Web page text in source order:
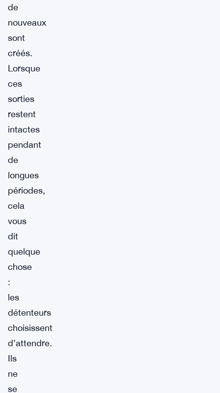
de
nouveaux
sont
créés.
Lorsque
ces
sorties
restent
intactes
pendant
de
longues
périodes,
cela
vous
dit
quelque
chose
:
les
détenteurs
choisissent
d’attendre.
Ils
ne
se